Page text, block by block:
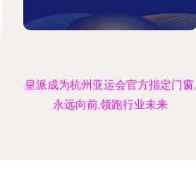
皇派成为杭州亚运会官方指定门窗,
永远向前,领跑行业未来